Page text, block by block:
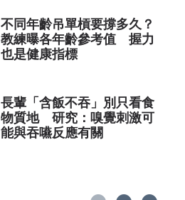
不同年齡吊單槓要撐多久？
教練曝各年齡參考值 握力
也是健康指標
長輩「含飯不吞」別只看食
物質地 研究：嗅覺刺激可
能與吞嚥反應有關